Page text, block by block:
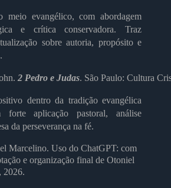
meio evangélico, com abordagem
e crítica conservadora. Traz
sobre autoria, propósito e
2 Pedro e Judas. São Paulo: Cultura
dentro da tradição evangélica
forte aplicação pastoral, análise
da perseverança na fé.
Marcelino. Uso do ChatGPT: com
e organização final de Otoniel
2026.